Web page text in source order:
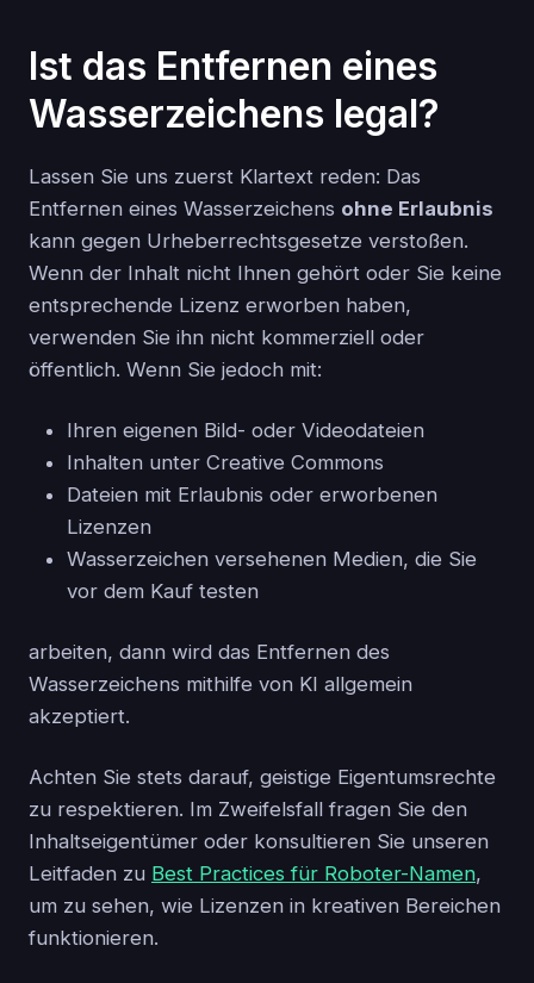
Ist das Entfernen eines
Wasserzeichens legal?
Lassen Sie uns zuerst Klartext reden: Das
Entfernen eines Wasserzeichens ohne Erlaubnis
kann gegen Urheberrechtsgesetze verstoßen.
Wenn der Inhalt nicht Ihnen gehört oder Sie keine
entsprechende Lizenz erworben haben,
verwenden Sie ihn nicht kommerziell oder
öffentlich. Wenn Sie jedoch mit:
Ihren eigenen Bild- oder Videodateien
Inhalten unter Creative Commons
Dateien mit Erlaubnis oder erworbenen
Lizenzen
Wasserzeichen versehenen Medien, die Sie
vor dem Kauf testen
arbeiten, dann wird das Entfernen des
Wasserzeichens mithilfe von KI allgemein
akzeptiert.
Achten Sie stets darauf, geistige Eigentumsrechte
zu respektieren. Im Zweifelsfall fragen Sie den
Inhaltseigentümer oder konsultieren Sie unseren
Leitfaden zu Best Practices für Roboter-Namen,
um zu sehen, wie Lizenzen in kreativen Bereichen
funktionieren.